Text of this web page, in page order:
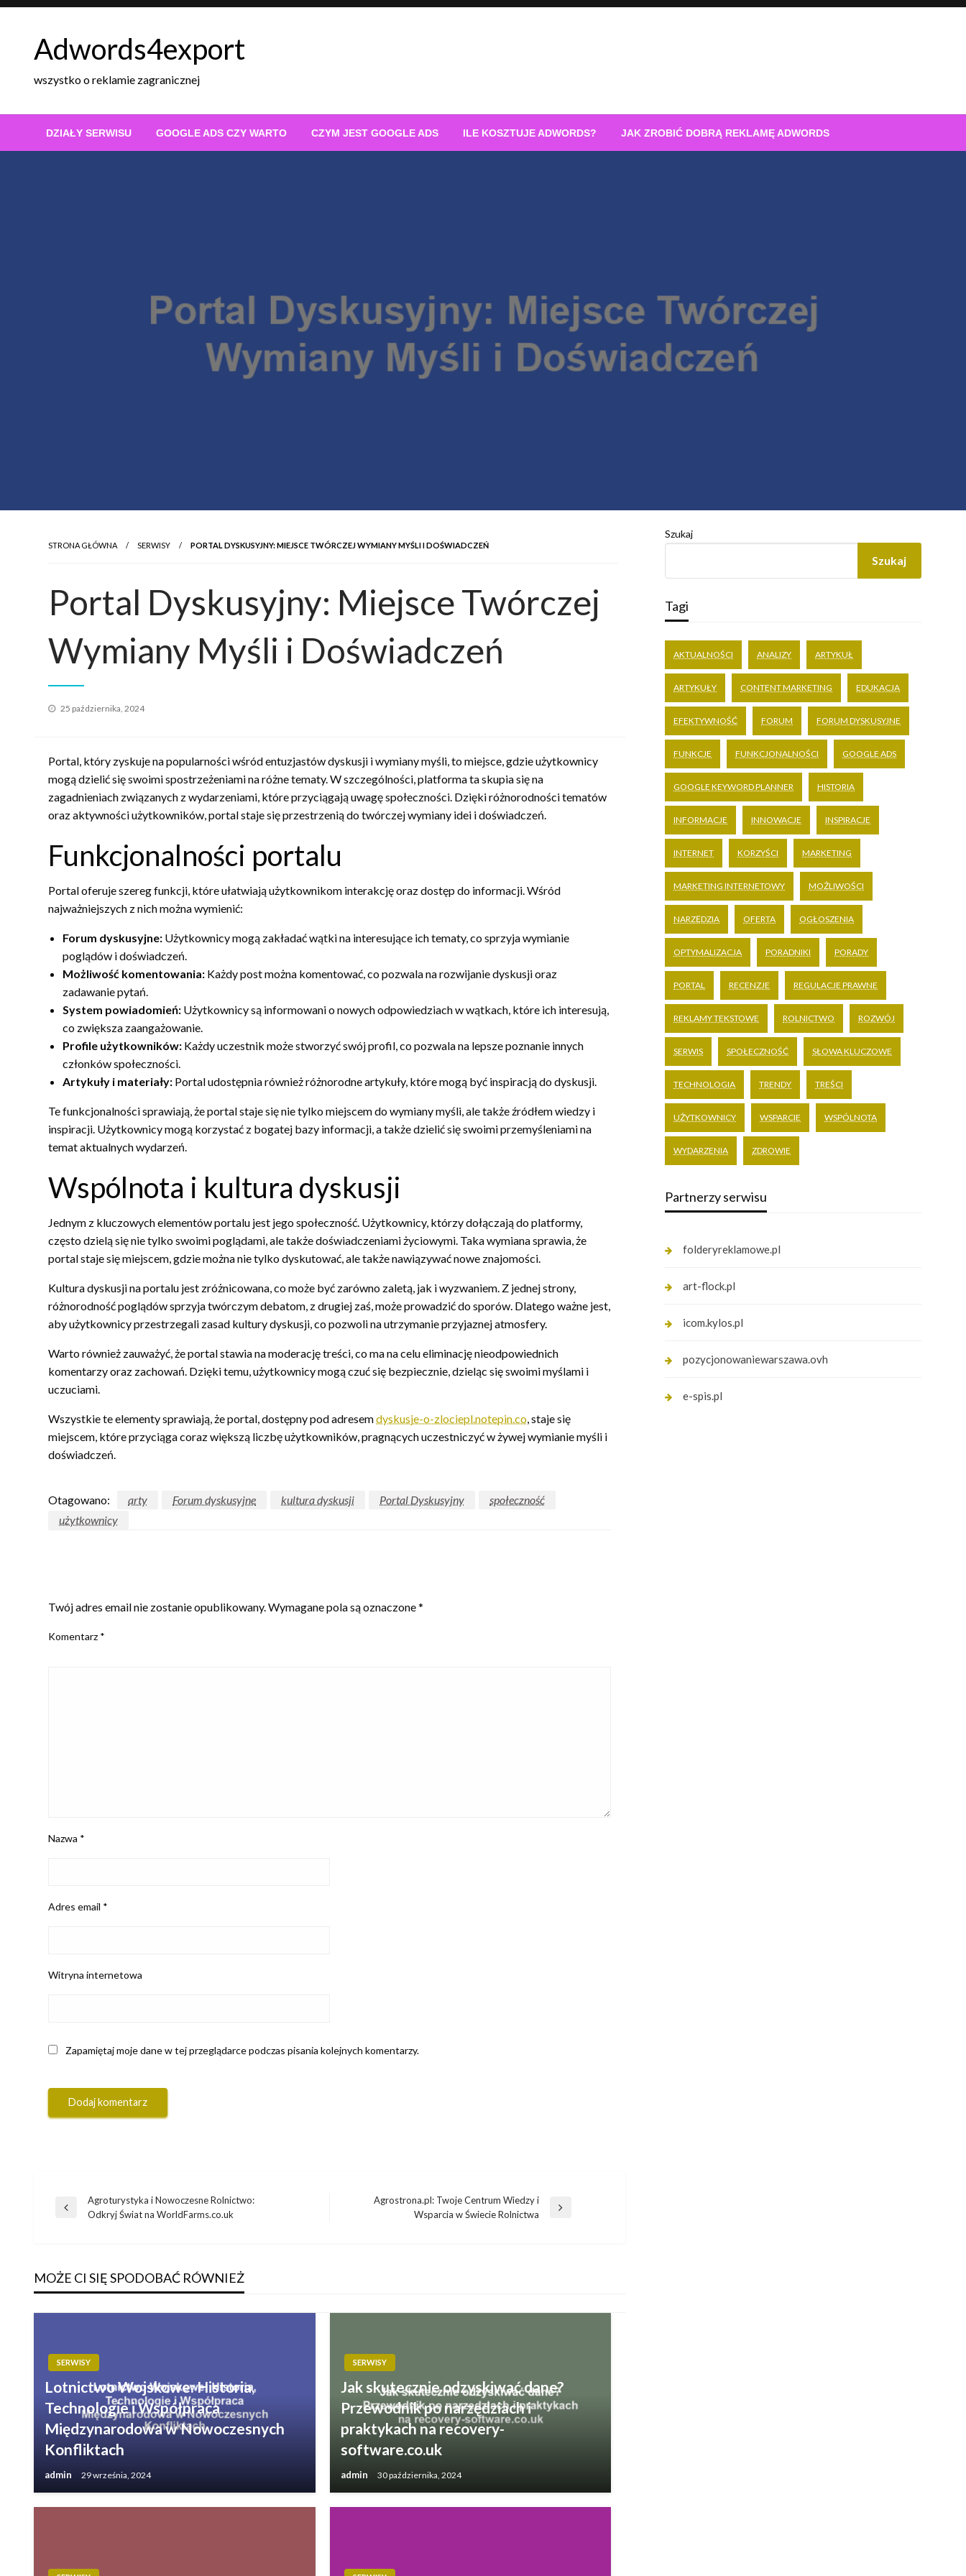
Skip
Adwords4export
wszystko o reklamie zagranicznej
DZIAŁY SERWISU GOOGLE ADS CZY WARTO CZYM JEST GOOGLE ADS ILE KOSZTUJE ADWORDS? JAK ZROBIĆ DOBRĄ REKLAMĘ ADWORDS
STRONA GŁÓWNA SERWISY PORTAL DYSKUSYJNY: MIEJSCE TWÓRCZEJ WYMIANY MYŚLI I DOŚWIADCZEŃ
Portal Dyskusyjny: Miejsce Twórczej
Wymiany Myśli i Doświadczeń
Opublikowane
25 października, 2024
Portal, który zyskuje na popularności wśród entuzjastów dyskusji i wymiany myśli, to miejsce, gdzie użytkownicy
mogą dzielić się swoimi spostrzeżeniami na różne tematy. W szczególności, platforma ta skupia się na
zagadnieniach związanych z wydarzeniami, które przyciągają uwagę społeczności. Dzięki różnorodności tematów
oraz aktywności użytkowników, portal staje się przestrzenią do twórczej wymiany idei i doświadczeń.
Funkcjonalności portalu
Portal oferuje szereg funkcji, które ułatwiają użytkownikom interakcję oraz dostęp do informacji. Wśród
najważniejszych z nich można wymienić:
Forum dyskusyjne: Użytkownicy mogą zakładać wątki na interesujące ich tematy, co sprzyja wymianie
poglądów i doświadczeń.
Możliwość komentowania: Każdy post można komentować, co pozwala na rozwijanie dyskusji oraz
zadawanie pytań.
System powiadomień: Użytkownicy są informowani o nowych odpowiedziach w wątkach, które ich interesują,
co zwiększa zaangażowanie.
Profile użytkowników: Każdy uczestnik może stworzyć swój profil, co pozwala na lepsze poznanie innych
członków społeczności.
Artykuły i materiały: Portal udostępnia również różnorodne artykuły, które mogą być inspiracją do dyskusji.
Te funkcjonalności sprawiają, że portal staje się nie tylko miejscem do wymiany myśli, ale także źródłem wiedzy i
inspiracji. Użytkownicy mogą korzystać z bogatej bazy informacji, a także dzielić się swoimi przemyśleniami na
temat aktualnych wydarzeń.
Wspólnota i kultura dyskusji
Jednym z kluczowych elementów portalu jest jego społeczność. Użytkownicy, którzy dołączają do platformy,
często dzielą się nie tylko swoimi poglądami, ale także doświadczeniami życiowymi. Taka wymiana sprawia, że
portal staje się miejscem, gdzie można nie tylko dyskutować, ale także nawiązywać nowe znajomości.
Kultura dyskusji na portalu jest zróżnicowana, co może być zarówno zaletą, jak i wyzwaniem. Z jednej strony,
różnorodność poglądów sprzyja twórczym debatom, z drugiej zaś, może prowadzić do sporów. Dlatego ważne jest,
aby użytkownicy przestrzegali zasad kultury dyskusji, co pozwoli na utrzymanie przyjaznej atmosfery.
Warto również zauważyć, że portal stawia na moderację treści, co ma na celu eliminację nieodpowiednich
komentarzy oraz zachowań. Dzięki temu, użytkownicy mogą czuć się bezpiecznie, dzieląc się swoimi myślami i
uczuciami.
Wszystkie te elementy sprawiają, że portal, dostępny pod adresemdyskusje-o-zlociepl.notepin.co, staje się
miejscem, które przyciąga coraz większą liczbę użytkowników, pragnących uczestniczyć w żywej wymianie myśli i
doświadczeń.
Otagowano: arty Forum dyskusyjne kultura dyskusji Portal Dyskusyjny
społeczność
użytkownicy
Twój adres email nie zostanie opublikowany.Wymagane pola są oznaczone*
Komentarz *
Nazwa *
Adres email *
Witryna internetowa
Zapamiętaj moje dane w tej przeglądarce podczas pisania kolejnych komentarzy.
Nawigacja
Poprzedni
Agroturystyka i Nowoczesne Rolnictwo:
Odkryj Świat na WorldFarms.co.uk
Agrostrona.pl: Twoje Centrum Wiedzy i
Wsparcia w Świecie Rolnictwa
MOŻE CI SIĘ SPODOBAĆ RÓWNIEŻ
SERWISY
Lotnictwo Wojskowe: Historia,
Technologie i Współpraca
Międzynarodowa w Nowoczesnych
Konfliktach
admin 29 września, 2024
SERWISY
Jak skutecznie odzyskiwać dane?
Przewodnik po narzędziach i
praktykach na recovery-
software.co.uk
admin 30 października, 2024
Szukaj
Szukaj
Tagi
AKTUALNOŚCI ANALIZY ARTYKUŁ
ARTYKUŁY CONTENT MARKETING EDUKACJA
EFEKTYWNOŚĆ FORUM FORUM DYSKUSYJNE
FUNKCJE FUNKCJONALNOŚCI GOOGLE ADS
GOOGLE KEYWORD PLANNER HISTORIA
INFORMACJE INNOWACJE INSPIRACJE
INTERNET KORZYŚCI MARKETING
MARKETING INTERNETOWY MOŻLIWOŚCI
NARZĘDZIA OFERTA OGŁOSZENIA
OPTYMALIZACJA PORADNIKI PORADY
PORTAL RECENZJE REGULACJE PRAWNE
REKLAMY TEKSTOWE ROLNICTWO ROZWÓJ
SERWIS SPOŁECZNOŚĆ SŁOWA KLUCZOWE
TECHNOLOGIA TRENDY TREŚCI
UŻYTKOWNICY WSPARCIE WSPÓLNOTA
WYDARZENIA ZDROWIE
Partnerzy serwisu
folderyreklamowe.pl
art-flock.pl
icom.kylos.pl
pozycjonowaniewarszawa.ovh
e-spis.pl